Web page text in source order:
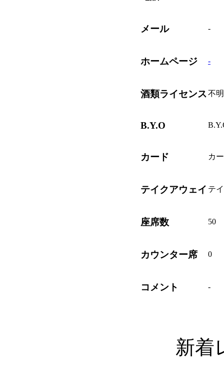
メール -
ホームページ -
酒類ライセンス 不明
B.Y.O
カード カ
テイクアウェイ テ
座席数 50
カウンター席 0
コメント -
新着